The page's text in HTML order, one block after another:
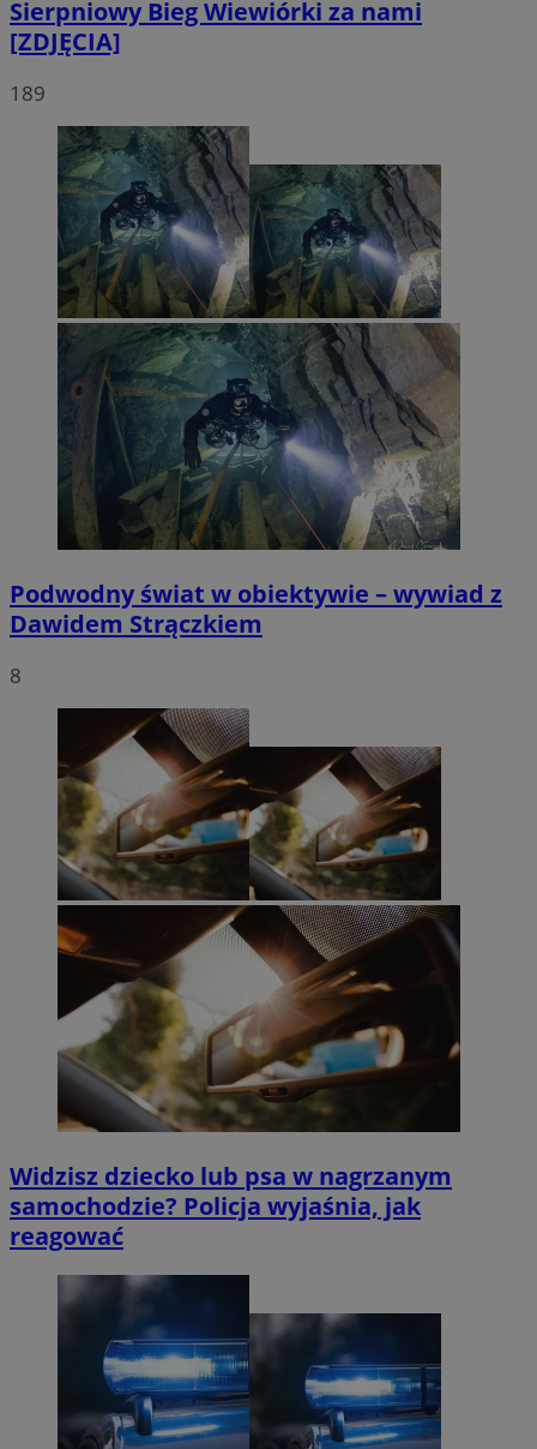
Sierpniowy Bieg Wiewiórki za nami
[ZDJĘCIA]
189
Podwodny świat w obiektywie – wywiad z
Dawidem Strączkiem
8
Widzisz dziecko lub psa w nagrzanym
samochodzie? Policja wyjaśnia, jak
reagować